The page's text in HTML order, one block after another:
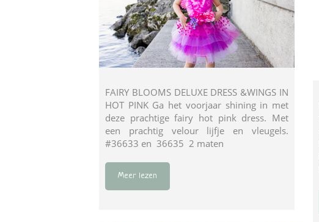
FAIRY BLOOMS DELUXE DRESS &WINGS IN
HOT PINK Ga het voorjaar shining in met
deze prachtige fairy hot pink dress. Met
een prachtig velour lijfje en vleugels.
#36633 en 36635 2 maten
Meer lezen